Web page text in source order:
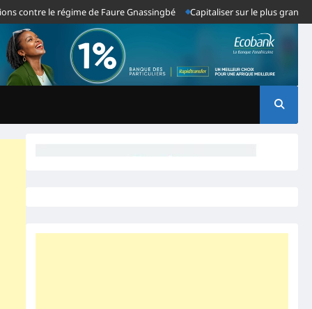
le régime de Faure Gnassingbé Capitaliser sur le plus grand échec